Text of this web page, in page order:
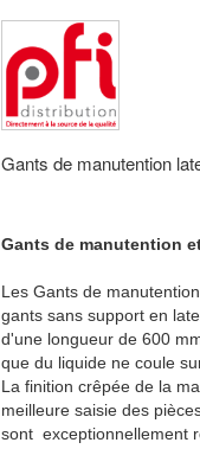
Gants de manutention
Gants de manutention
Les Gants de
gants sans support en
d'une longueur de 600
que du liquide ne coule
La finition crêpée de la
meilleure saisie des
sont exceptionnellement